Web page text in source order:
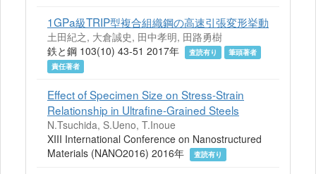
1GPa級TRIP型複合組織鋼の高速引張変形挙動
土田紀之, 大倉誠史, 田中孝明, 田路勇樹
鉄と鋼 103(10) 43-51 2017年
査読有り
筆頭著者
責任著者
Effect of Specimen Size on Stress-Strain
Relationship in Ultrafine-Grained Steels
N.Tsuchida, S.Ueno, T.Inoue
XIII International Conference on Nanostructured
Materials (NANO2016) 2016年
査読有り